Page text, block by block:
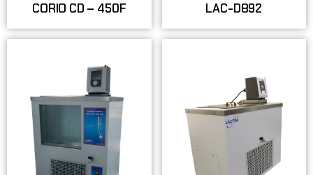
CORIO CD – 450F LAC-D892